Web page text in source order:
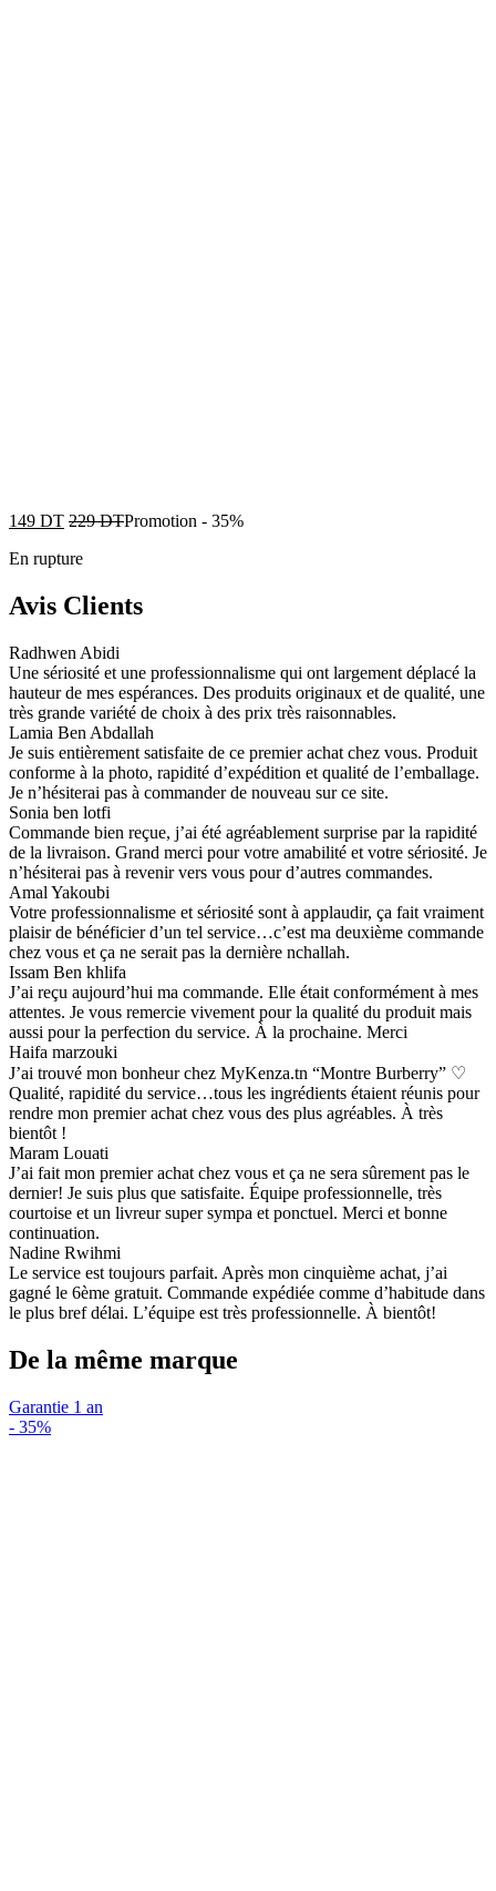
149 DT 229DTPromotion - 35%
En rupture
Avis Clients
Radhwen Abidi
Une sériosité et une professionnalisme qui ont largement déplacé la
hauteur de mes espérances. Des produits originaux et de qualité, une
très grande variété de choix à des prix très raisonnables.
Lamia Ben Abdallah
Je suis entièrement satisfaite de ce premier achat chez vous. Produit
conforme à la photo, rapidité d’expédition et qualité de l’emballage.
Je n’hésiterai pas à commander de nouveau sur ce site.
Sonia ben lotfi
Commande bien reçue, j’ai été agréablement surprise par la rapidité
de la livraison. Grand merci pour votre amabilité et votre sériosité. Je
n’hésiterai pas à revenir vers vous pour d’autres commandes.
Amal Yakoubi
Votre professionnalisme et sériosité sont à applaudir, ça fait vraiment
plaisir de bénéficier d’un tel service…c’est ma deuxième commande
chez vous et ça ne serait pas la dernière nchallah.
Issam Ben khlifa
J’ai reçu aujourd’hui ma commande. Elle était conformément à mes
attentes. Je vous remercie vivement pour la qualité du produit mais
aussi pour la perfection du service. À la prochaine. Merci
Haifa marzouki
J’ai trouvé mon bonheur chez MyKenza.tn “Montre Burberry” ♡
Qualité, rapidité du service…tous les ingrédients étaient réunis pour
rendre mon premier achat chez vous des plus agréables. À très
bientôt !
Maram Louati
J’ai fait mon premier achat chez vous et ça ne sera sûrement pas le
dernier! Je suis plus que satisfaite. Équipe professionnelle, très
courtoise et un livreur super sympa et ponctuel. Merci et bonne
continuation.
Nadine Rwihmi
Le service est toujours parfait. Après mon cinquième achat, j’ai
gagné le 6ème gratuit. Commande expédiée comme d’habitude dans
le plus bref délai. L’équipe est très professionnelle. À bientôt!
De la même marque
Garantie 1 an
- 35%